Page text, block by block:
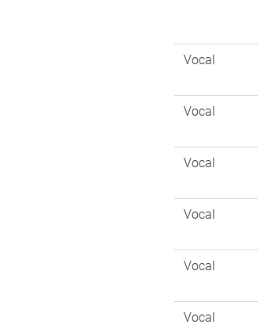
Vocal
Vocal
Vocal
Vocal
Vocal
Vocal